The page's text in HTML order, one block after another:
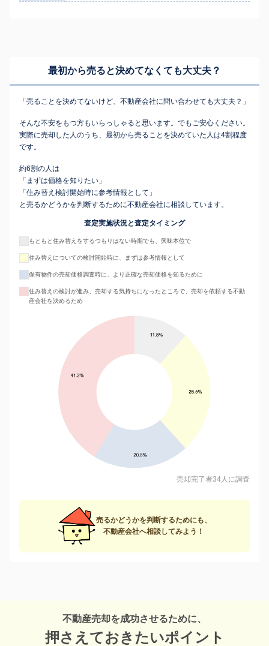
最初から売ると決めてなくても大丈夫？
「売ることを決めてないけど、不動産会社に問い合わせても大丈夫？」
そんな不安をもつ方もいらっしゃると思います。でもご安心ください。
実際に売却した人のうち、最初から売ることを決めていた人は4割程度
です。
約6割の人は
「まずは価格を知りたい」
「住み替え検討開始時に参考情報として」
と売るかどうかを判断するために不動産会社に相談しています。
査定実施状況と査定タイミング
もともと住み替えをするつもりはない時期でも、興味本位で
住み替えについての検討開始時に、まずは参考情報として
保有物件の売却価格調査時に、より正確な売却価格を知るために
住み替えの検討が進み、売却する気持ちになったところで、売却を依頼する不動
産会社を決めるため
売却完了者34人に調査
売るかどうかを判断するためにも、
不動産会社へ相談してみよう！
不動産売却を成功させるために、
押さえておきたいポイント